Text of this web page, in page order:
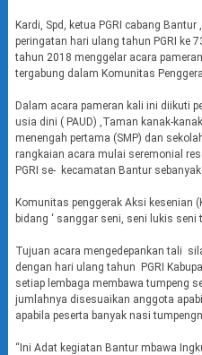
Kardi, Spd, ketua PGRI cabang
peringatan hari ulang tahun PGRI ke
tahun 2018 menggelar acara
tergabung dalam Komunitas
Dalam acara pameran kali ini diikuti
usia dini ( PAUD) ,Taman kanak-
menengah pertama (SMP) dan
rangkaian acara mulai seremonial
PGRI se- kecamatan Bantur
Komunitas penggerak Aksi kesenian
bidang ‘ sanggar seni, seni lukis
Tujuan acara mengedepankan tali
dengan hari ulang tahun PGRI
setiap lembaga membawa tumpeng
jumlahnya disesuaikan anggota
apabila peserta banyak nasi
“Ini Adat kegiatan Bantur mbawa